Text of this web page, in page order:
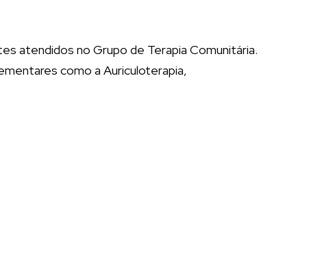
atendidos no Grupo de Terapia Comunitária.​
como a Auriculoterapia,